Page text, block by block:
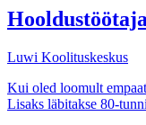
Luwi Koolituskeskus
Kui oled loomult
Lisaks läbitakse 80-